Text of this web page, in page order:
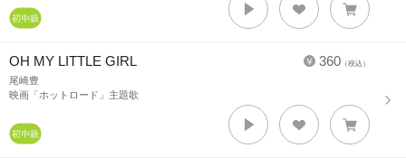
360 （税込）
OH MY LITTLE GIRL
尾崎豊
映画「ホットロード」主題歌